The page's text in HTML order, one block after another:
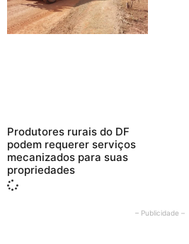
Produtores rurais do DF
podem requerer serviços
mecanizados para suas
propriedades
– Publicidade –